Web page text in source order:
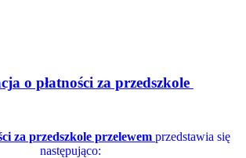
o płatności za przedszkole
za przedszkole przelewem przedstawia się
następująco: